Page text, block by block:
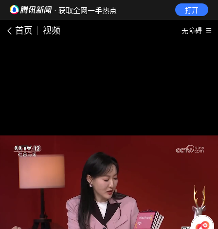
· 获取全网一手热点 打开
首页 视频 无障碍